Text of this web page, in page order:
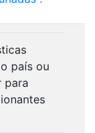
país ou
para